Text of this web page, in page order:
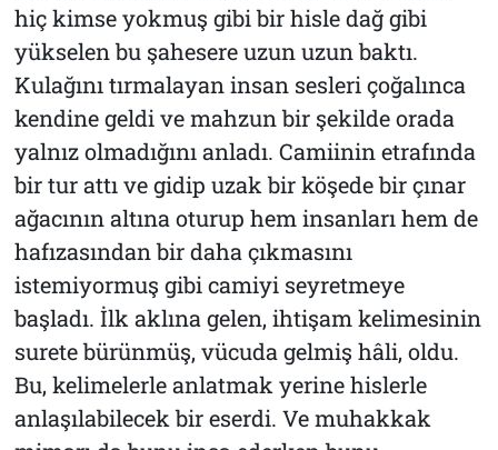
hiç kimse yokmuş gibi bir hisle dağ gibi
yükselen bu şahesere uzun uzun baktı.
Kulağını tırmalayan insan sesleri çoğalınca
kendine geldi ve mahzun bir şekilde orada
yalnız olmadığını anladı. Camiinin etrafında
bir tur attı ve gidip uzak bir köşede bir çınar
ağacının altına oturup hem insanları hem de
hafızasından bir daha çıkmasını
istemiyormuş gibi camiyi seyretmeye
başladı. İlk aklına gelen, ihtişam kelimesinin
surete bürünmüş, vücuda gelmiş hâli, oldu.
Bu, kelimelerle anlatmak yerine hislerle
anlaşılabilecek bir eserdi. Ve muhakkak